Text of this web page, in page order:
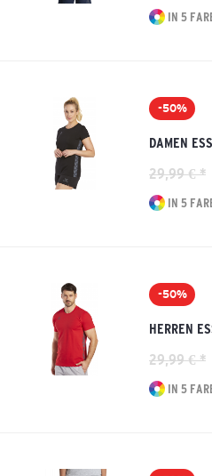
IN 5
-50%
DAMEN
29,99 € *
IN 5
-50%
HERREN
29,99 € *
IN 5